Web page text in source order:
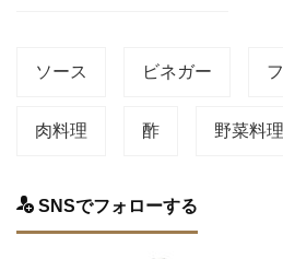
ソース ビネガー
肉料理 酢 野菜料理
SNSでフォローする